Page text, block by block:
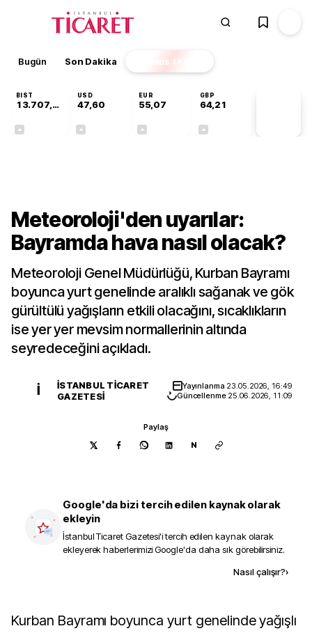
Bugün Son Dakika Finans EKSTRA
BIST
13.707,75
USD
47,60
EUR
55,07
GBP
64,21
Meteoroloji'den uyarılar:
Bayramda hava nasıl olacak?
Meteoroloji Genel Müdürlüğü, Kurban Bayramı
boyunca yurt genelinde aralıklı sağanak ve gök
gürültülü yağışların etkili olacağını, sıcaklıkların
ise yer yer mevsim normallerinin altında
seyredeceğini açıkladı.
İ
İSTANBUL TICARET
GAZETESI
Yayınlanma 23.05.2026, 16:49
Güncellenme 25.06.2026, 11:09
Paylaş
N
Google'da bizi tercih edilen kaynak olarak
ekleyin
İstanbul Ticaret Gazetesi'i tercih edilen kaynak olarak
ekleyerek haberlerimizi Google'da daha sık görebilirsiniz.
Nasıl çalışır?›
Kurban Bayramı boyunca yurt genelinde yağışlı